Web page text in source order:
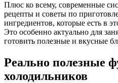
Плюс ко всему, современные
рецепты и советы по
ингредиентов, которые есть в
Это особенно актуально для
готовить полезные и вкусные
Реально полезные
холодильников